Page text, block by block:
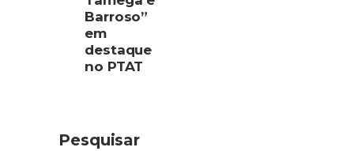
Barroso”
em
destaque
no PTAT
Pesquisar